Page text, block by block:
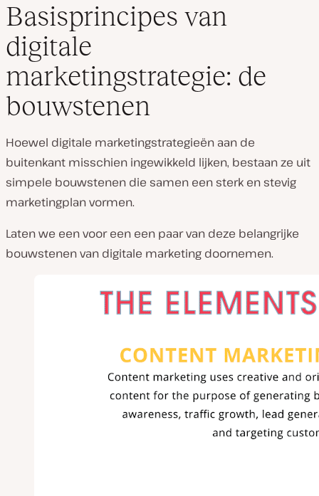
Basisprincipes van
digitale
marketingstrategie: de
bouwstenen
Hoewel digitale marketingstrategieën aan de
buitenkant misschien ingewikkeld lijken, bestaan ze uit
simpele bouwstenen die samen een sterk en stevig
marketingplan vormen.
Laten we een voor een een paar van deze belangrijke
bouwstenen van digitale marketing doornemen.